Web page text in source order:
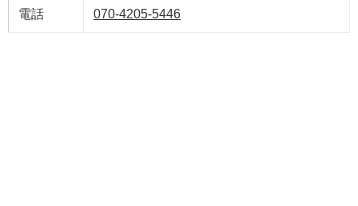
電話 070-4205-5446